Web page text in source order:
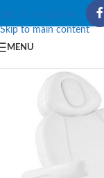
Skip to navigation
Skip to main content
MENU